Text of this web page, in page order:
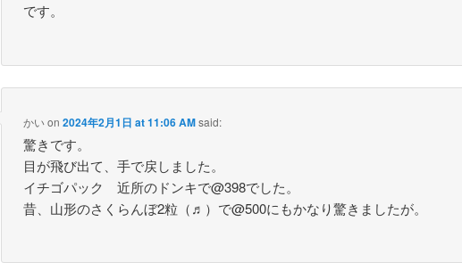
です。
かいon2024年2月1日 at 11:06 AMsaid:
驚きです。
目が飛び出て、手で戻しました。
イチゴパック 近所のドンキで@398でした。
昔、山形のさくらんぼ2粒（♬）で@500にもかなり驚きましたが。